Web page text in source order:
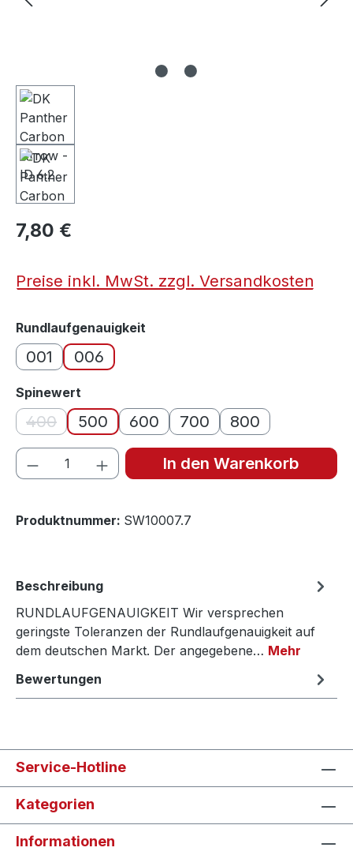
7,80 €
Preise inkl. MwSt. zzgl. Versandkosten
Rundlaufgenauigkeit
001 006
Spinewert
400(Diese Option ist zurzeit nicht verfügbar.)
500 600 700 800
Produkt Anzahl: Gib den gewünschten
In den Warenkorb
Produktnummer: SW10007.7
Beschreibung
RUNDLAUFGENAUIGKEIT Wir versprechen
geringste Toleranzen der Rundlaufgenauigkeit auf
dem deutschen Markt. Der angegebene… Mehr
Bewertungen
Service-Hotline
Kategorien
Informationen